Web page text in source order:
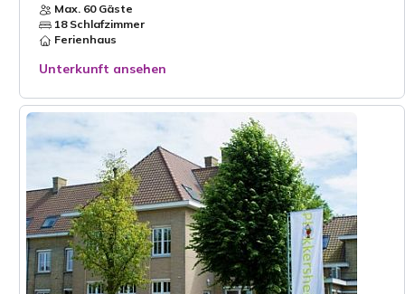
Max. 60 Gäste
18 Schlafzimmer
Ferienhaus
Unterkunft ansehen